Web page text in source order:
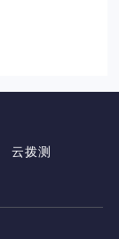
云拨测